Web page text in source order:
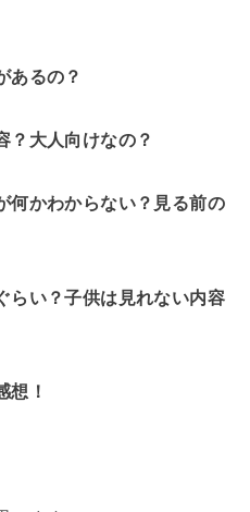
あるの？
？大人向けなの？
何かわからない？見る前の
らい？子供は見れない内容
想！